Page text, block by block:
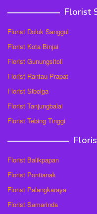
Florist
Florist Dolok Sanggul
Florist Kota Binjai
Florist Gunungsitoli
Florist Rantau Prapat
Florist Sibolga
Florist Tanjungbalai
Florist Tebing Tinggi
Florist Balikpapan
Florist Pontianak
Florist Palangkaraya
Florist Samarinda